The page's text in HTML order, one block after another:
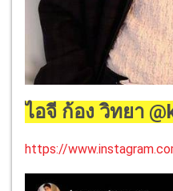
ไอจี ก้อง วิทยา
https://